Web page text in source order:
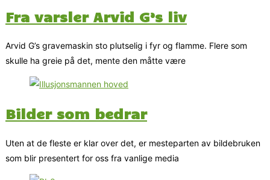
Fra varsler Arvid G’s liv
Arvid G’s gravemaskin sto plutselig i fyr og flamme. Flere som
skulle ha greie på det, mente den måtte være
Bilder som bedrar
Uten at de fleste er klar over det, er mesteparten av bildebruken
som blir presentert for oss fra vanlige media